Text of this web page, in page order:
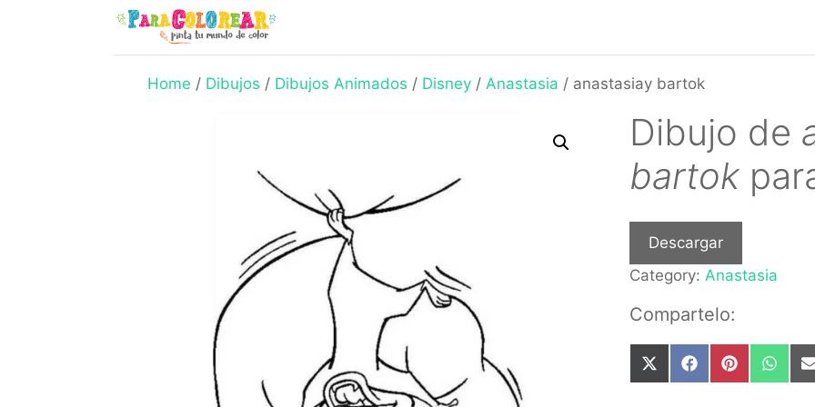
Home / Dibujos / Dibujos Animados / Disney / Anastasia / anastasiay bartok
Dibujo de
bartok
Descargar
Category: Anastasia
Compartelo:
Share
on
Share
on
Share
on
Share
on